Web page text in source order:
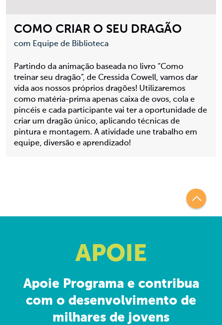
COMO CRIAR O SEU DRAGÃO
com Equipe de Biblioteca
Partindo da animação baseada no livro “Como
treinar seu dragão”, de Cressida Cowell, vamos dar
vida aos nossos próprios dragões! Utilizaremos
como matéria-prima apenas caixa de ovos, cola e
pincéis e cada participante vai ter a oportunidade de
criar um dragão único, aplicando técnicas de
pintura e montagem. A atividade une trabalho em
equipe, diversão e aprendizado!
APOIE
Apoie Programa e contribua
com o desenvolvimento de
milhares de jovens